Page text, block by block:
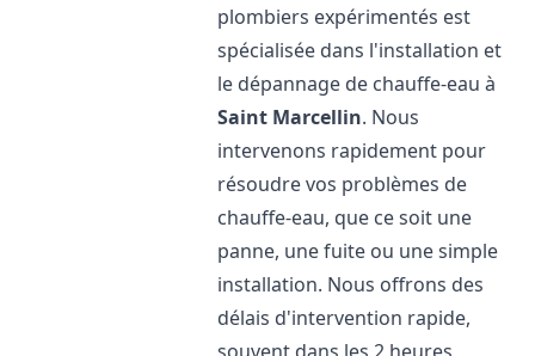
plombiers expérimentés est
spécialisée dans l'installation et
le dépannage de chauffe-eau à
Saint Marcellin. Nous
intervenons rapidement pour
résoudre vos problèmes de
chauffe-eau, que ce soit une
panne, une fuite ou une simple
installation. Nous offrons des
délais d'intervention rapide,